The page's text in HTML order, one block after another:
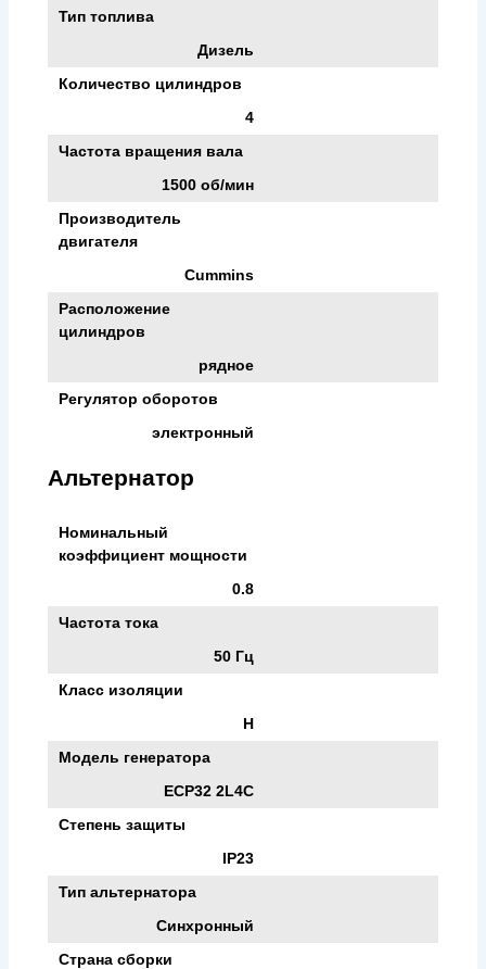
Тип топлива
Дизель
Количество цилиндров
4
Частота вращения вала
1500 об/мин
Производитель
двигателя
Cummins
Расположение
цилиндров
рядное
Регулятор оборотов
электронный
Альтернатор
Номинальный
коэффициент мощности
0.8
Частота тока
50 Гц
Класс изоляции
H
Модель генератора
ECP32 2L4C
Степень защиты
IP23
Тип альтернатора
Синхронный
Страна сборки